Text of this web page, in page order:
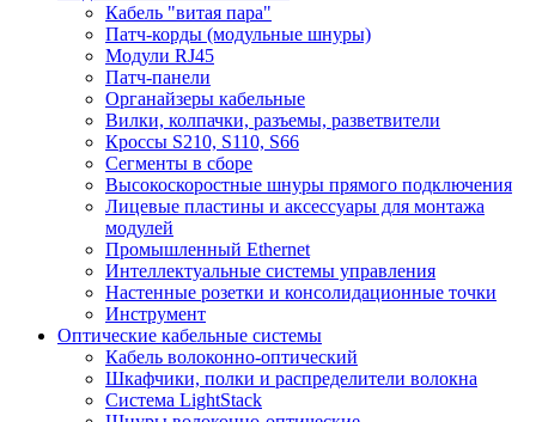
Кабель "витая пара"
Патч-корды (модульные шнуры)
Модули RJ45
Патч-панели
Органайзеры кабельные
Вилки, колпачки, разъемы, разветвители
Кроссы S210, S110, S66
Сегменты в сборе
Высокоскоростные шнуры прямого подключения
Лицевые пластины и аксессуары для монтажа
модулей
Промышленный Ethernet
Интеллектуальные системы управления
Настенные розетки и консолидационные точки
Инструмент
Оптические кабельные системы
Кабель волоконно-оптический
Шкафчики, полки и распределители волокна
Система LightStack